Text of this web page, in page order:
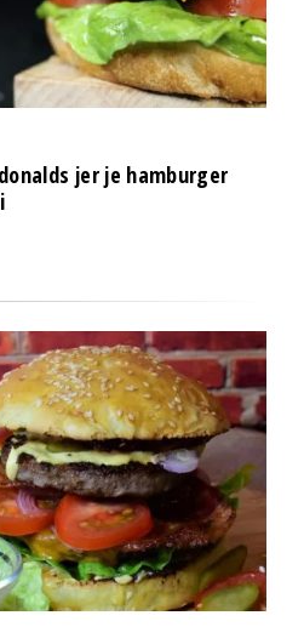
jer je hamburger